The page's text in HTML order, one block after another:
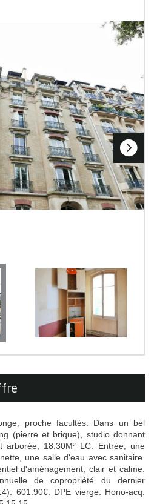
proche facultés. Dans un bel
(pierre et brique), studio donnant
18.30M² LC. Entrée, une
une salle d'eau avec sanitaire.
d'aménagement, clair et calme.
de copropriété du dernier
601.90€. DPE vierge. Hono-acq: